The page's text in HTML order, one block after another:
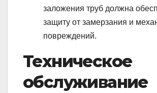
заложения труб должна
защиту от замерзания и
повреждений.
Техническое
обслуживание